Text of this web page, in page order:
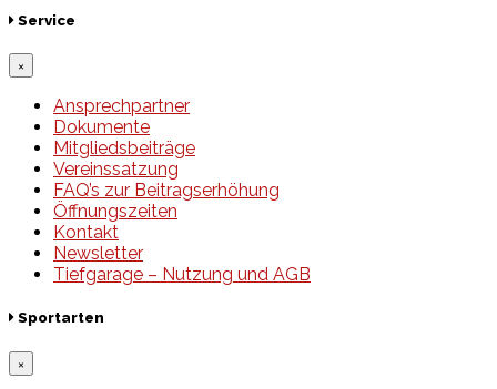
Service
×
Ansprechpartner
Dokumente
Mitgliedsbeiträge
Vereinssatzung
FAQ’s zur Beitragserhöhung
Öffnungszeiten
Kontakt
Newsletter
Tiefgarage – Nutzung und AGB
Sportarten
×